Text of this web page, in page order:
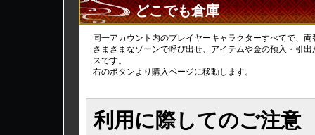
どこでも倉庫
同一アカウント内のプレイヤーキャラクターすべてで、
さまざまなゾーンで呼び出せ、アイテムや金の預入・引
スです。
右のボタンより購入ページに移動します。
利用に際してのご注意